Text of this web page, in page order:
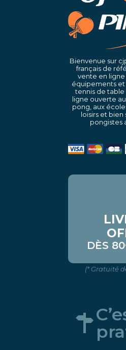
Bienvenue sur
français de
vente en
équipements
tennis de table
ligne ouverte
pong, aux
loisirs et bien
pongistes
DÈS
(* Gratuité